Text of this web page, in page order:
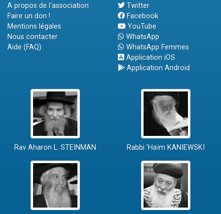
A propos de l'association
Faire un don !
Mentions légales
Nous contacter
Aide (FAQ)
Twitter
Facebook
YouTube
WhatsApp
WhatsApp Femmes
Application iOS
Application Android
Rav Aharon L. STEINMAN Rabbi 'Haïm KANIEWSKI